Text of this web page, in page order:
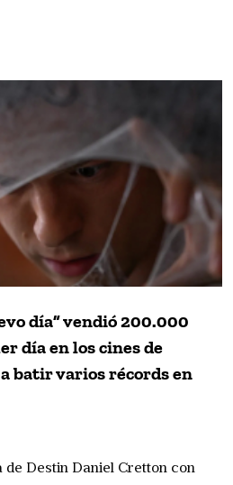
día” vendió 200.000
día en los cines de
batir varios récords en
de Destin Daniel Cretton con